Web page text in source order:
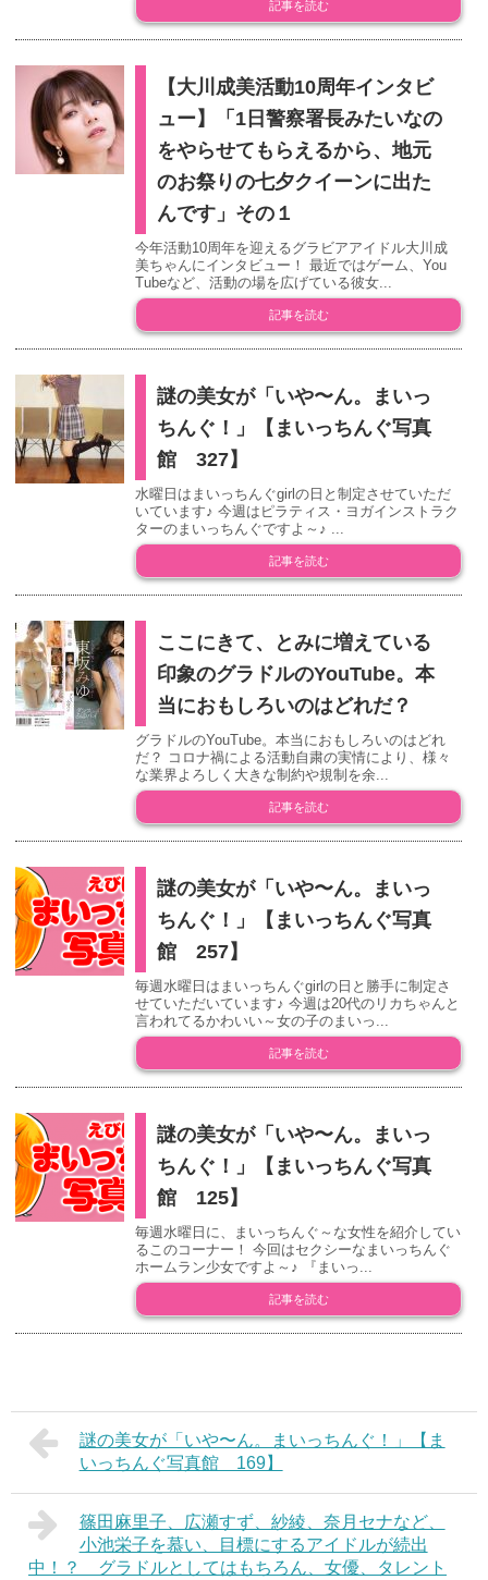
記事を読む
【大川成美活動10周年インタビ
ュー】「1日警察署長みたいなの
をやらせてもらえるから、地元
のお祭りの七夕クイーンに出た
んです」その１
今年活動10周年を迎えるグラビアアイドル大川成
美ちゃんにインタビュー！ 最近ではゲーム、You
Tubeなど、活動の場を広げている彼女...
記事を読む
謎の美女が「いや〜ん。まいっ
ちんぐ！」【まいっちんぐ写真
館 327】
水曜日はまいっちんぐgirlの日と制定させていただ
いています♪ 今週はピラティス・ヨガインストラク
ターのまいっちんぐですよ～♪ ...
記事を読む
ここにきて、とみに増えている
印象のグラドルのYouTube。本
当におもしろいのはどれだ？
グラドルのYouTube。本当におもしろいのはどれ
だ？ コロナ禍による活動自粛の実情により、様々
な業界よろしく大きな制約や規制を余...
記事を読む
謎の美女が「いや〜ん。まいっ
ちんぐ！」【まいっちんぐ写真
館 257】
毎週水曜日はまいっちんぐgirlの日と勝手に制定さ
せていただいています♪ 今週は20代のリカちゃんと
言われてるかわいい～女の子のまいっ...
記事を読む
謎の美女が「いや〜ん。まいっ
ちんぐ！」【まいっちんぐ写真
館 125】
毎週水曜日に、まいっちんぐ～な女性を紹介してい
るこのコーナー！ 今回はセクシーなまいっちんぐ
ホームラン少女ですよ～♪ 『まいっ...
記事を読む
謎の美女が「いや〜ん。まいっちんぐ！」【ま
いっちんぐ写真館 169】
篠田麻里子、広瀬すず、紗綾、奈月セナなど、
小池栄子を慕い、目標にするアイドルが続出
中！？ グラドルとしてはもちろん、女優、タレント